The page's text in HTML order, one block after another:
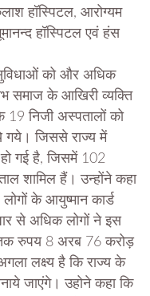
हॉस्पिटल, आरोग्यम
हॉस्पिटल एवं हंस
को और अधिक
समाज के आखिरी व्यक्ति
निजी अस्पतालों को
गये। जिससे राज्य में
गई है, जिसमें 102
शामिल हैं। उन्होंने कहा
के आयुष्मान कार्ड
से अधिक लोगों ने इस
तक रुपय 8 अरब 76 करोड़
लक्ष्य है कि राज्य के
जाएंगे। उहोने कहा कि